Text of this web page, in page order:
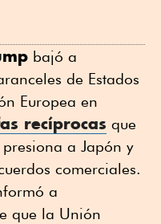
bajó a
de Estados
Europea en
recíprocas que
a Japón y
comerciales.
a
que la Unión